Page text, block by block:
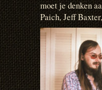
moet je denken
Paich, Jeff